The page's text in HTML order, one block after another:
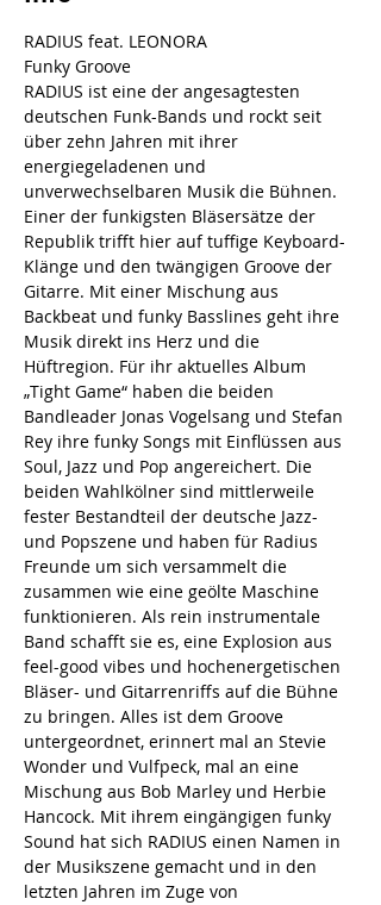
RADIUS feat. LEONORA
Funky Groove
RADIUS ist eine der angesagtesten
deutschen Funk-Bands und rockt seit
über zehn Jahren mit ihrer
energiegeladenen und
unverwechselbaren Musik die Bühnen.
Einer der funkigsten Bläsersätze der
Republik trifft hier auf tuffige Keyboard-
Klänge und den twängigen Groove der
Gitarre. Mit einer Mischung aus
Backbeat und funky Basslines geht ihre
Musik direkt ins Herz und die
Hüftregion. Für ihr aktuelles Album
„Tight Game“ haben die beiden
Bandleader Jonas Vogelsang und Stefan
Rey ihre funky Songs mit Einflüssen aus
Soul, Jazz und Pop angereichert. Die
beiden Wahlkölner sind mittlerweile
fester Bestandteil der deutsche Jazz-
und Popszene und haben für Radius
Freunde um sich versammelt die
zusammen wie eine geölte Maschine
funktionieren. Als rein instrumentale
Band schafft sie es, eine Explosion aus
feel-good vibes und hochenergetischen
Bläser- und Gitarrenriffs auf die Bühne
zu bringen. Alles ist dem Groove
untergeordnet, erinnert mal an Stevie
Wonder und Vulfpeck, mal an eine
Mischung aus Bob Marley und Herbie
Hancock. Mit ihrem eingängigen funky
Sound hat sich RADIUS einen Namen in
der Musikszene gemacht und in den
letzten Jahren im Zuge von